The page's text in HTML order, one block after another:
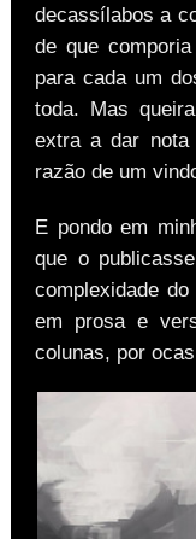
decassílabos a
de que
para cada um
toda. Mas
extra a dar nota
razão de um
E pondo em
que o
complexidade
em prosa e
colunas, por